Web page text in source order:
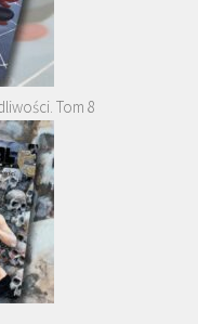
Tom 8